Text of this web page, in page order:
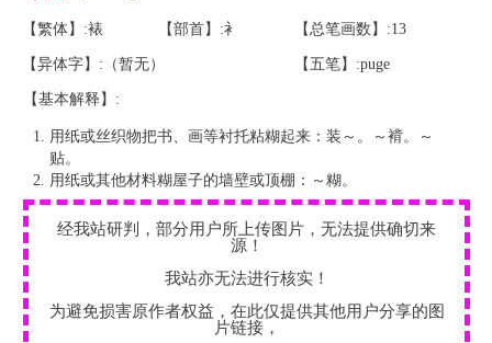
【繁体】:裱 【部首】:衤 【总笔画数】:13
【异体字】:（暂无） 【五笔】:puge
【基本解释】:
用纸或丝织物把书、画等衬托粘糊起来：装～。～褙。～
贴。
用纸或其他材料糊屋子的墙壁或顶棚：～糊。
经我站研判，部分用户所上传图片，无法提供确切来
源！
我站亦无法进行核实！
为避免损害原作者权益，在此仅提供其他用户分享的图
片链接，